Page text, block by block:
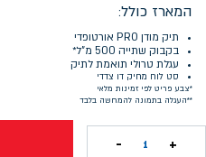
המארז כולל:
תיק מודן PRO אורטופדי
בקבוק שתייה 500 מ"ל
*
עגלת טרולי תואמת לתיק
סט לוח מחיק דו צדדי
*צבע פריט לפי זמינות מלאי
**העגלה בתמונה להמחשה בלבד
+
1
-